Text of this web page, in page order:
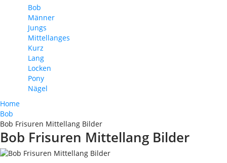
Bob
Männer
Jungs
Mittellanges
Kurz
Lang
Locken
Pony
Nägel
Home
Bob
Bob Frisuren Mittellang Bilder
Bob Frisuren Mittellang Bilder